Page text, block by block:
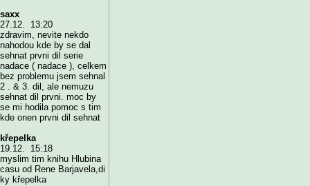
saxx
27.12. 13:20
zdravim, nevite nekdo
nahodou kde by se dal
sehnat prvni dil serie
nadace ( nadace ), celkem
bez problemu jsem sehnal
2 . & 3. dil, ale nemuzu
sehnat dil prvni. moc by
se mi hodila pomoc s tim
kde onen prvni dil sehnat
křepelka
19.12. 15:18
myslim tim knihu Hlubina
casu od Rene Barjavela,di
ky křepelka